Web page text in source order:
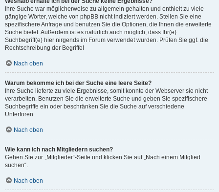
Ihre Suche war möglicherweise zu allgemein gehalten und enthielt zu viele
gängige Wörter, welche von phpBB nicht indiziert werden. Stellen Sie eine
spezifischere Anfrage und benutzen Sie die Optionen, die Ihnen die erweiterte
Suche bietet. Außerdem ist es natürlich auch möglich, dass Ihr(e)
Suchbegriff(e) hier nirgends im Forum verwendet wurden. Prüfen Sie ggf. die
Rechtschreibung der Begriffe!
Nach oben
Warum bekomme ich bei der Suche eine leere Seite?
Ihre Suche lieferte zu viele Ergebnisse, somit konnte der Webserver sie nicht
verarbeiten. Benutzen Sie die erweiterte Suche und geben Sie spezifischere
Suchbegriffe ein oder beschränken Sie die Suche auf verschiedene
Unterforen.
Nach oben
Wie kann ich nach Mitgliedern suchen?
Gehen Sie zur „Mitglieder“-Seite und klicken Sie auf „Nach einem Mitglied
suchen“.
Nach oben